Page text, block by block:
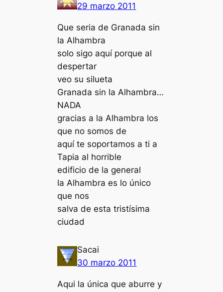
29 marzo 2011
Que seria de Granada sin
la Alhambra
solo sigo aquí porque al
despertar
veo su silueta
Granada sin la Alhambra…
NADA
gracias a la Alhambra los
que no somos de
aquí te soportamos a ti a
Tapia al horrible
edificio de la general
la Alhambra es lo único
que nos
salva de esta tristísima
ciudad
Sacai
30 marzo 2011
Aqui la única que aburre y